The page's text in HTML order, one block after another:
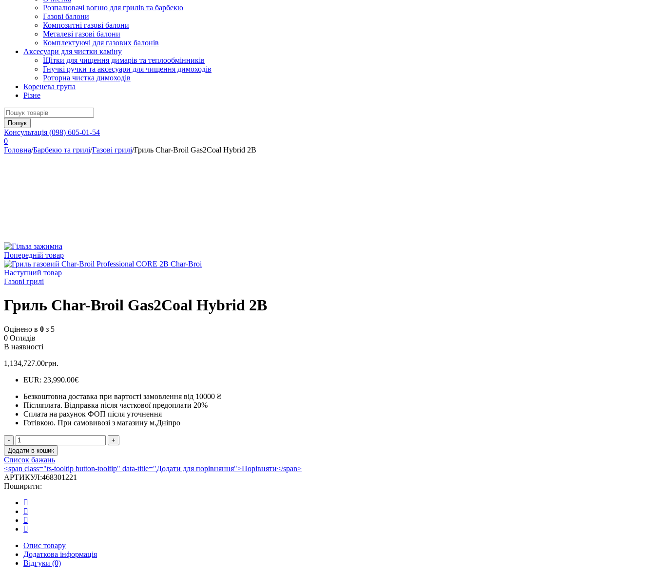
Розпалювачі вогню для грилів та барбекю
Газові балони
Композитні газові балони
Металеві газові балони
Комплектуючі для газових балонів
Аксесуари для чистки каміну
Щітки для чищення димарів та теплообмінників
Гнучкі ручки та аксесуари для чищення димоходів
Роторна чистка димоходів
Коренева група
Різне
Консультація (098) 605-01-54
0
Головна/Барбекю та грилі/Газові грилі/Гриль Char-Broil Gas2Coal Hybrid 2В
Попередній товар
Наступний товар
Газові грилі
Гриль Char-Broil Gas2Coal Hybrid 2В
Оцінено в 0 з 5
0 Оглядів
В наявності
1,134,727.00грн.
EUR: 23,990.00€
Безкоштовна доставка при вартості замовлення від 10000 ₴
Післяплата. Відправка після часткової предоплати 20%
Сплата на рахунок ФОП після уточнення
Готівкою. При самовивозі з магазину м.Дніпро
Гриль
Char-
Broil
Gas2Coal
Hybrid
2В
кількість
Додати в кошик
Список бажань
<span class="ts-tooltip button-tooltip" data-title="Додати для порівняння">Порівняти</span>
АРТИКУЛ:468301221
Поширити:
Опис товару
Додаткова інформація
Відгуки (0)